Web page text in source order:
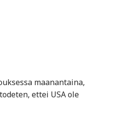
maanantaina,
ettei USA ole